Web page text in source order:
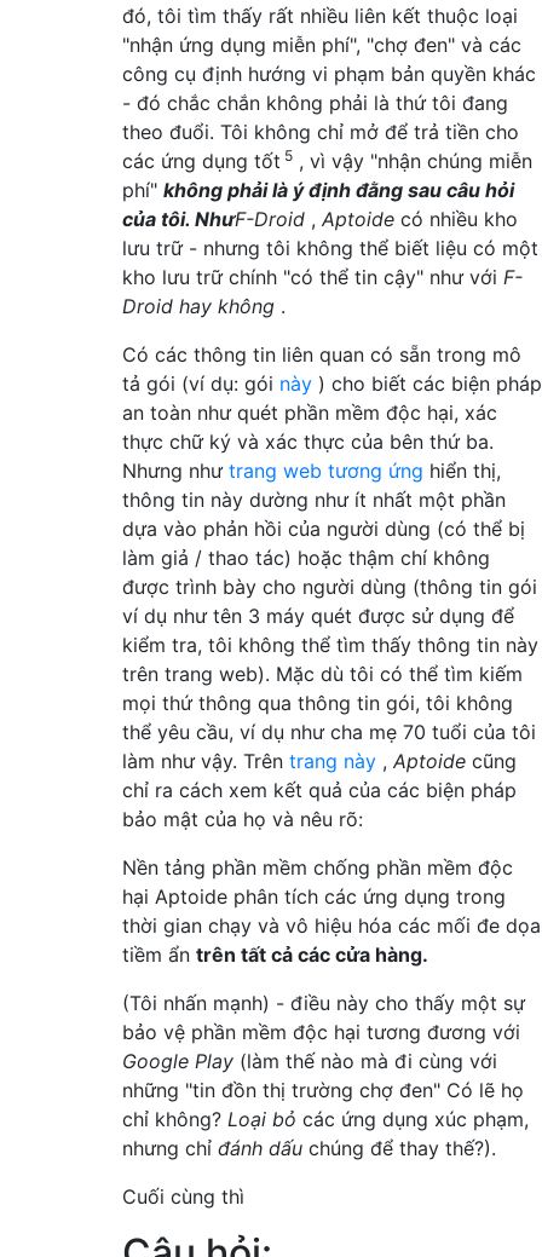
đó, tôi tìm thấy rất nhiều liên kết thuộc loại
"nhận ứng dụng miễn phí", "chợ đen" và các
công cụ định hướng vi phạm bản quyền khác
- đó chắc chắn không phải là thứ tôi đang
theo đuổi. Tôi không chỉ mở để trả tiền cho
các ứng dụng tốt 5 , vì vậy "nhận chúng miễn
phí" không phải là ý định đằng sau câu hỏi
của tôi. NhưF-Droid , Aptoide có nhiều kho
lưu trữ - nhưng tôi không thể biết liệu có một
kho lưu trữ chính "có thể tin cậy" như với F-
Droid hay không .
Có các thông tin liên quan có sẵn trong mô
tả gói (ví dụ: gói này ) cho biết các biện pháp
an toàn như quét phần mềm độc hại, xác
thực chữ ký và xác thực của bên thứ ba.
Nhưng như trang web tương ứng hiển thị,
thông tin này dường như ít nhất một phần
dựa vào phản hồi của người dùng (có thể bị
làm giả / thao tác) hoặc thậm chí không
được trình bày cho người dùng (thông tin gói
ví dụ như tên 3 máy quét được sử dụng để
kiểm tra, tôi không thể tìm thấy thông tin này
trên trang web). Mặc dù tôi có thể tìm kiếm
mọi thứ thông qua thông tin gói, tôi không
thể yêu cầu, ví dụ như cha mẹ 70 tuổi của tôi
làm như vậy. Trên trang này , Aptoide cũng
chỉ ra cách xem kết quả của các biện pháp
bảo mật của họ và nêu rõ:
Nền tảng phần mềm chống phần mềm độc
hại Aptoide phân tích các ứng dụng trong
thời gian chạy và vô hiệu hóa các mối đe dọa
tiềm ẩn trên tất cả các cửa hàng.
(Tôi nhấn mạnh) - điều này cho thấy một sự
bảo vệ phần mềm độc hại tương đương với
Google Play (làm thế nào mà đi cùng với
những "tin đồn thị trường chợ đen" Có lẽ họ
chỉ không? Loại bỏ các ứng dụng xúc phạm,
nhưng chỉ đánh dấu chúng để thay thế?).
Cuối cùng thì